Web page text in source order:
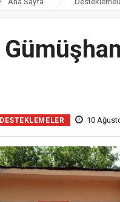
DESTEKLEMELER 10